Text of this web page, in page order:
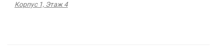
Корпус 1, Этаж 4